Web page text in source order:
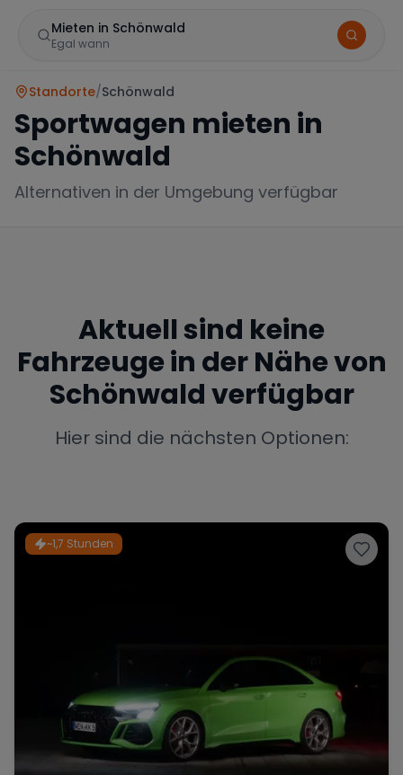
Mieten in Schönwald
Egal wann
Mercedes BMW Audi
Bentley Rolls Royce Aston Martin
Standorte/Schönwald
Sportwagen mieten in
Schönwald
Alternativen in der Umgebung verfügbar
Aktuell sind keine
Fahrzeuge in der Nähe von
Schönwaldverfügbar
Hier sind die nächsten Optionen:
~1,7 Stunden